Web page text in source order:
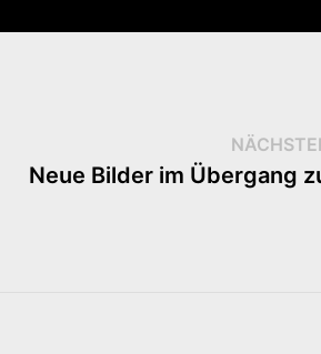
Neue Bilder im Übergang